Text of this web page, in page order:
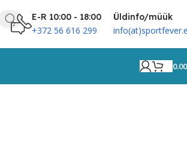
E-R 10:00 - 18:00
+372 56 616 299
Üldinfo/müük